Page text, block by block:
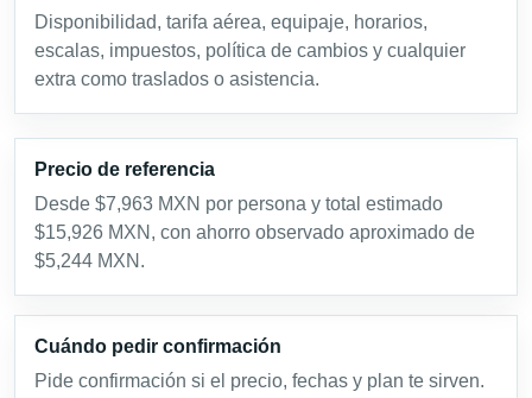
Disponibilidad, tarifa aérea, equipaje, horarios,
escalas, impuestos, política de cambios y cualquier
extra como traslados o asistencia.
Precio de referencia
Desde $7,963 MXN por persona y total estimado
$15,926 MXN, con ahorro observado aproximado de
$5,244 MXN.
Cuándo pedir confirmación
Pide confirmación si el precio, fechas y plan te sirven.